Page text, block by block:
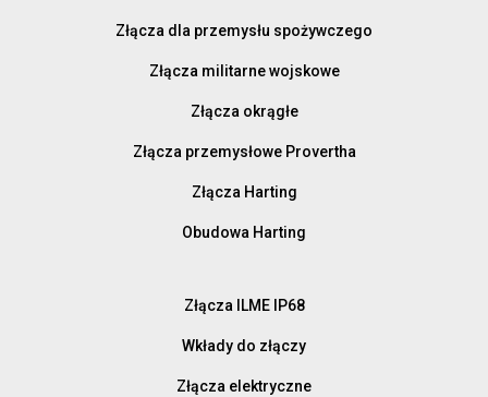
Złącza dla przemysłu spożywczego
Złącza militarne wojskowe
Złącza okrągłe
Złącza przemysłowe Provertha
Złącza Harting
Obudowa Harting
Złącza ILME IP68
Wkłady do złączy
Złącza elektryczne